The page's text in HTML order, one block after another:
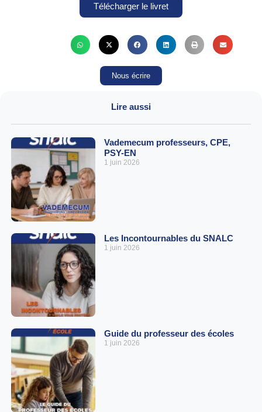
Télécharger le livret
Nous écrire
Lire aussi
Vademecum professeurs, CPE,
PSY-EN
1 juin 2026
Les Incontournables du SNALC
1 juin 2026
Guide du professeur des écoles
1 juin 2026